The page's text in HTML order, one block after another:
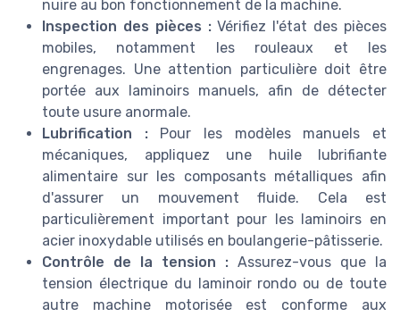
nuire au bon fonctionnement de la machine.
Inspection des pièces :Vérifiez l'état des pièces
mobiles, notamment les rouleaux et les
engrenages. Une attention particulière doit être
portée aux laminoirs manuels, afin de détecter
toute usure anormale.
Lubrification :Pour les modèles manuels et
mécaniques, appliquez une huile lubrifiante
alimentaire sur les composants métalliques afin
d'assurer un mouvement fluide. Cela est
particulièrement important pour les laminoirs en
acier inoxydable utilisés en boulangerie-pâtisserie.
Contrôle de la tension : Assurez-vous que la
tension électrique du laminoir rondo ou de toute
autre machine motorisée est conforme aux